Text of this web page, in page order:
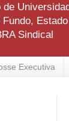
Sindical
Executiva